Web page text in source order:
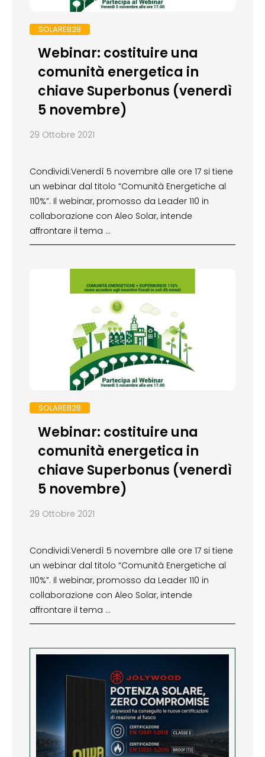
SOLAREB2B
Webinar: costituire una
comunità energetica in
chiave Superbonus (venerdì
5 novembre)
29 Ottobre 2021
Condividi:Venerdì 5 novembre alle ore 17 si tiene
un webinar dal titolo “Comunità Energetiche al
110%”. Il webinar, promosso da Leader 110 in
collaborazione con Aleo Solar, intende
affrontare il tema …
SOLAREB2B
Webinar: costituire una
comunità energetica in
chiave Superbonus (venerdì
5 novembre)
29 Ottobre 2021
Condividi:Venerdì 5 novembre alle ore 17 si tiene
un webinar dal titolo “Comunità Energetiche al
110%”. Il webinar, promosso da Leader 110 in
collaborazione con Aleo Solar, intende
affrontare il tema …